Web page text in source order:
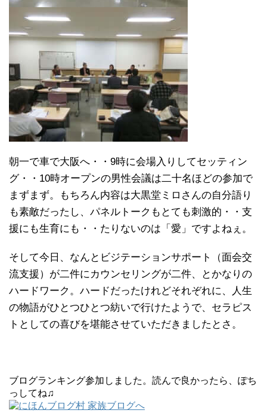
朝一で車で大阪へ・・9時に会場入りしてセッティン
グ・・10時オープンの男性会議は二十名ほどの参加で
まずまず。もちろん内容は大黒堂ミロさんの自分語り
も素敵だったし、パネルトークもとても刺激的・・支
援にも生育にも・・たりないのは「愛」ですよねぇ。
そして今日、なんとビジテーションサポート（面会交
流支援）が二件にカウンセリングが二件、とかなりの
ハードワーク。ハードだったけれどそれぞれに、人生
の物語がひとつひとつ紡いで行けたようで、セラピス
トとしての喜びを堪能させていただきましたとさ。
ブログランキング参加しました。読んで良かったら、ぽち
っしてね♫